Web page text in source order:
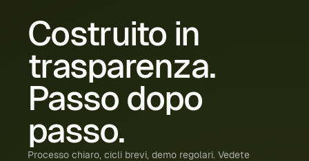
Costruito in
trasparenza.
Passo dopo
passo.
Processo chiaro, cicli brevi, demo regolari. Vedete